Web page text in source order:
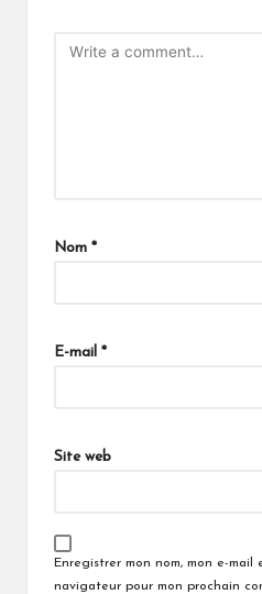
Nom *
E-mail *
Site web
Enregistrer mon nom, mon e-
navigateur pour mon prochain